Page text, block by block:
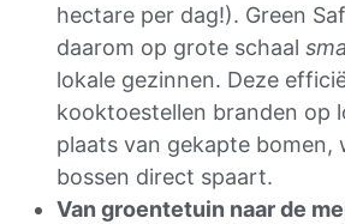
hectare per dag!). Green
daarom op grote schaal
lokale gezinnen. Deze
kooktoestellen branden op
plaats van gekapte bomen,
bossen direct spaart.
Van groentetuin naar de